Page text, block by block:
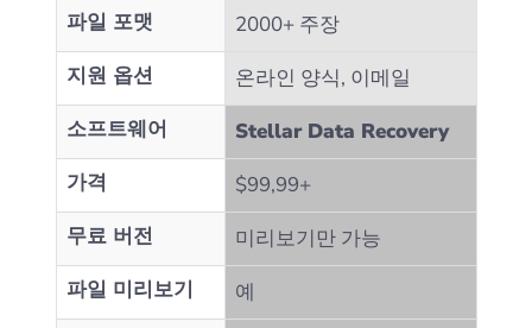
파일 포맷
2000+ 주장
지원 옵션
온라인 양식, 이메일
소프트웨어
Stellar Data Recovery
가격
$99,99+
무료 버전
미리보기만 가능
파일 미리보기
예